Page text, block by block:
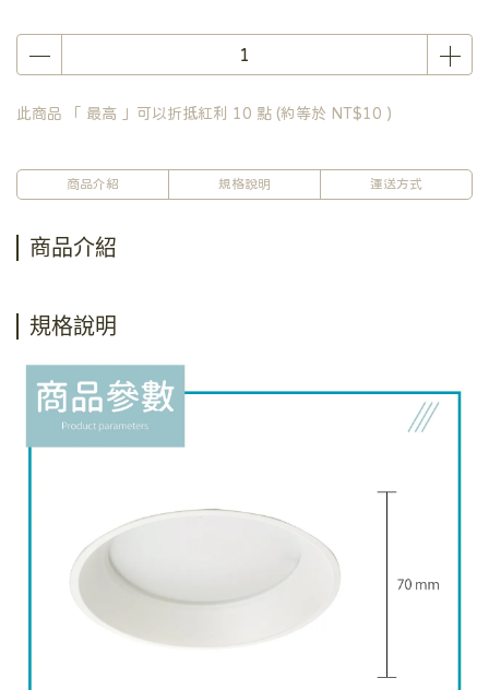
此商品 「 最高 」可以折抵紅利 10 點 (約等於 NT$10 )
商品介紹 規格說明 運送方式
商品介紹
規格說明